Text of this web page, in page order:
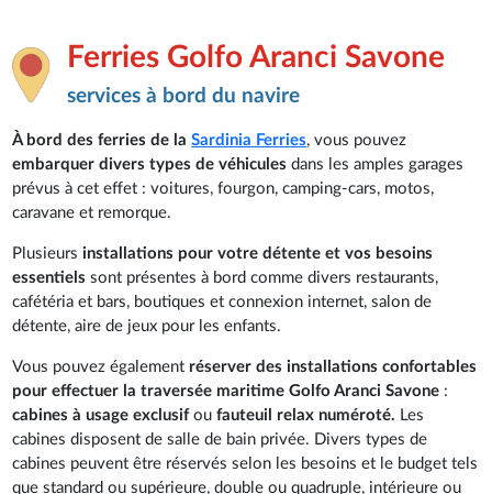
Ferries Golfo Aranci Savone
services à bord du navire
À bord des ferries de laSardinia Ferries, vous pouvez
embarquer divers types de véhiculesdans les amples garages
prévus à cet effet : voitures, fourgon, camping-cars, motos,
caravane et remorque.
Plusieursinstallations pour votre détente et vos besoins
essentielssont présentes à bord comme divers restaurants,
cafétéria et bars, boutiques et connexion internet, salon de
détente, aire de jeux pour les enfants.
Vous pouvez également réserver des installations confortables
pour effectuer la traversée maritime Golfo Aranci Savone :
cabines à usage exclusifoufauteuil relax numéroté. Les
cabines disposent de salle de bain privée. Divers types de
cabines peuvent être réservés selon les besoins et le budget tels
que standard ou supérieure, double ou quadruple, intérieure ou